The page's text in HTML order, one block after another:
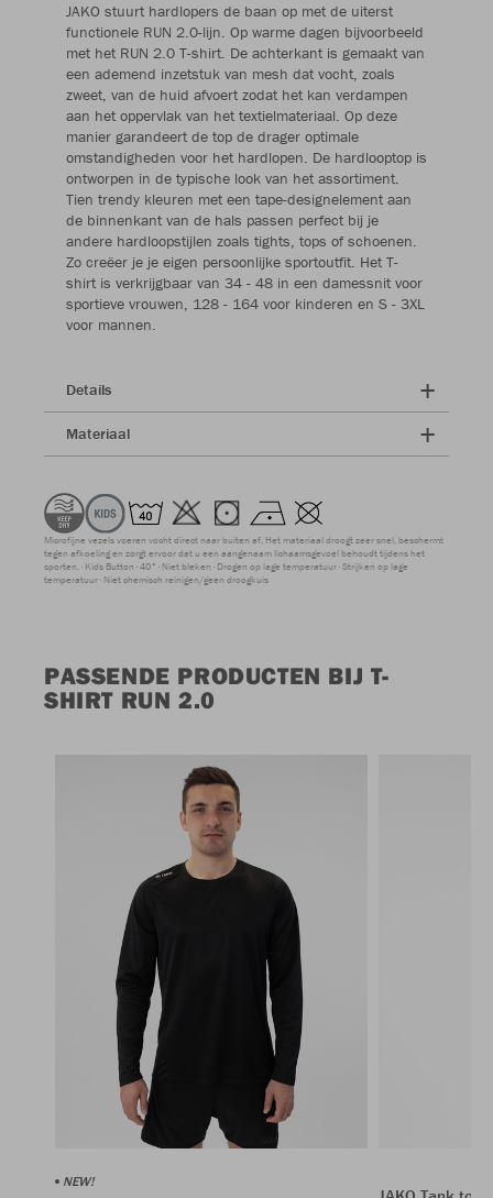
JAKO stuurt hardlopers de baan op met de uiterst
functionele RUN 2.0-lijn. Op warme dagen bijvoorbeeld
met het RUN 2.0 T-shirt. De achterkant is gemaakt van
een ademend inzetstuk van mesh dat vocht, zoals
zweet, van de huid afvoert zodat het kan verdampen
aan het oppervlak van het textielmateriaal. Op deze
manier garandeert de top de drager optimale
omstandigheden voor het hardlopen. De hardlooptop is
ontworpen in de typische look van het assortiment.
Tien trendy kleuren met een tape-designelement aan
de binnenkant van de hals passen perfect bij je
andere hardloopstijlen zoals tights, tops of schoenen.
Zo creëer je je eigen persoonlijke sportoutfit. Het T-
shirt is verkrijgbaar van 34 - 48 in een damessnit voor
sportieve vrouwen, 128 - 164 voor kinderen en S - 3XL
voor mannen.
Details
Materiaal
Microfijne vezels voeren vocht direct naar buiten af. Het materiaal droogt zeer snel, beschermt
tegen afkoeling en zorgt ervoor dat u een aangenaam lichaamsgevoel behoudt tijdens het
sporten. Kids Button 40° Niet bleken Drogen op lage temperatuur Strijken op lage
temperatuur Niet chemisch reinigen/geen droogkuis
PASSENDE PRODUCTEN BIJ T-
SHIRT RUN 2.0
NEW!